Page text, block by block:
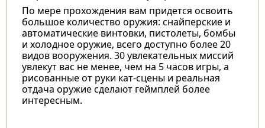
По мере прохождения вам придется освоить
большое количество оружия: снайперские и
автоматические винтовки, пистолеты, бомбы
и холодное оружие, всего доступно более 20
видов вооружения. 30 увлекательных миссий
увлекут вас не менее, чем на 5 часов игры, а
рисованные от руки кат-сцены и реальная
отдача оружие сделают геймплей более
интересным.